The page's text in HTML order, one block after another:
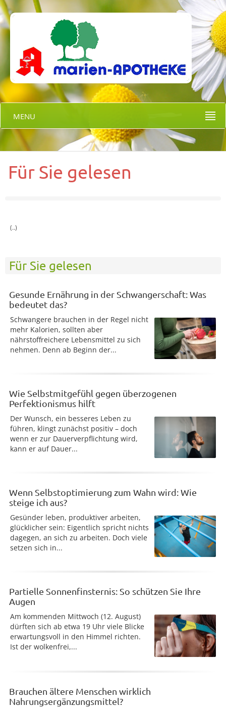
MENU
Für Sie gelesen
(..)
Für Sie gelesen
Gesunde Ernährung in der Schwangerschaft: Was
bedeutet das?
Schwangere brauchen in der Regel nicht
mehr Kalorien, sollten aber
nährstoffreichere Lebensmittel zu sich
nehmen. Denn ab Beginn der...
Wie Selbstmitgefühl gegen überzogenen
Perfektionismus hilft
Der Wunsch, ein besseres Leben zu
führen, klingt zunächst positiv – doch
wenn er zur Dauerverpflichtung wird,
kann er auf Dauer...
Wenn Selbstoptimierung zum Wahn wird: Wie
steige ich aus?
Gesünder leben, produktiver arbeiten,
glücklicher sein: Eigentlich spricht nichts
dagegen, an sich zu arbeiten. Doch viele
setzen sich in...
Partielle Sonnenfinsternis: So schützen Sie Ihre
Augen
Am kommenden Mittwoch (12. August)
dürften sich ab etwa 19 Uhr viele Blicke
erwartungsvoll in den Himmel richten.
Ist der wolkenfrei,...
Brauchen ältere Menschen wirklich
Nahrungsergänzungsmittel?